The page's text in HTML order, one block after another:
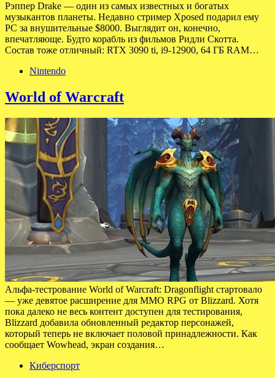
Рэппер Drake — один из самых известных и богатых
музыкантов планеты. Недавно стример Xposed подарил ему
PC за внушительные $8000. Выглядит он, конечно,
впечатляюще. Будто корабль из фильмов Ридли Скотта.
Состав тоже отличный: RTX 3090 ti, i9-12900, 64 ГБ RAM…
Nintendo
World of Warcraft
Альфа-тестрование World of Warcraft: Dragonflight стартовало
— уже девятое расширение для MMO RPG от Blizzard. Хотя
пока далеко не весь контент доступен для тестирования,
Blizzard добавила обновленный редактор персонажей,
который теперь не включает половой принадлежности. Как
сообщает Wowhead, экран создания…
Киберспорт